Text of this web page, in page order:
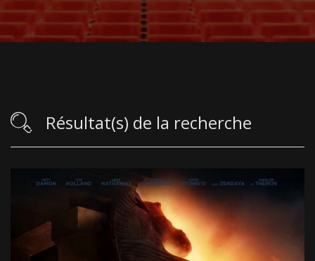
Résultat(s) de la recherche